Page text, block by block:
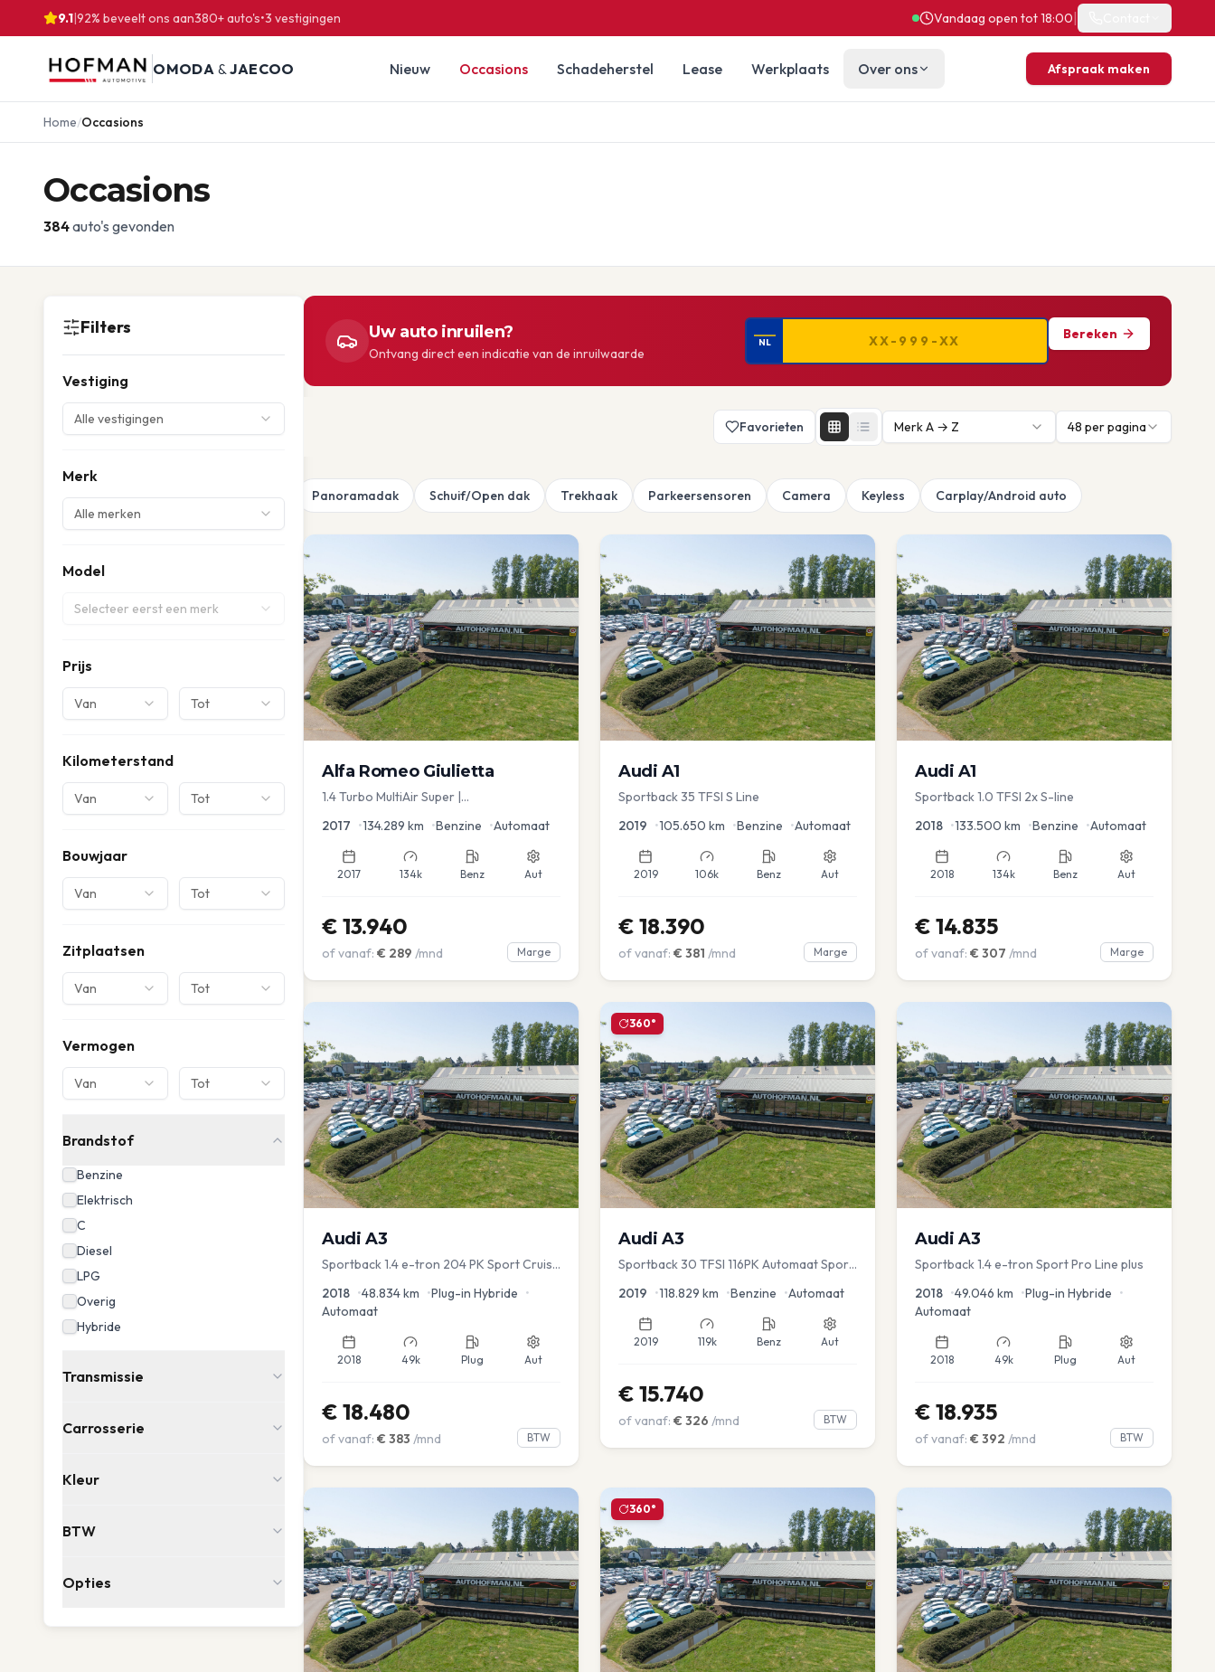
9.1|92% beveelt ons aan380+ auto's•3 vestigingen Vandaag open tot 18:00
OMODA &JAECOO Nieuw Occasions Schadeherstel Lease Werkplaats Over ons Afspraak maken
Home/Occasions
Occasions
384auto's gevonden
Filters
Vestiging
Alle vestigingen
Merk
Alle merken
Model
Selecteer eerst een merk
Prijs
Van Tot
Kilometerstand
Van Tot
Bouwjaar
Van Tot
Zitplaatsen
Van Tot
Vermogen
Van Tot
Brandstof
Benzine
Elektrisch
C
Diesel
LPG
Overig
Hybride
Transmissie
Carrosserie
Kleur
BTW
Opties
Uw auto inruilen?
Ontvang direct een indicatie van de inruilwaarde
NL
Bereken
Favorieten Merk A → Z 48 per pagina
Panoramadak Schuif/Open dak Trekhaak Parkeersensoren Camera Keyless Carplay/Android auto
Alfa Romeo Giulietta
1.4 Turbo MultiAir Super |
2017 •134.289 km •Benzine •Automaat
2017 134k Benz Aut
€ 13.940
of vanaf: € 289 /mnd Marge
Audi A1
Sportback 35 TFSI S Line
2019 •105.650 km •Benzine •Automaat
2019 106k Benz Aut
€ 18.390
of vanaf: € 381 /mnd Marge
Audi A1
Sportback 1.0 TFSI 2x S-line
2018 •133.500 km •Benzine •Automaat
2018 134k Benz Aut
€ 14.835
of vanaf: € 307 /mnd Marge
Audi A3
Sportback 1.4 e-tron 204 PK Sport Cruise
2018 •48.834km •Plug-in Hybride •
Automaat
2018 49k Plug Aut
€ 18.480
of vanaf: € 383 /mnd BTW
360°
Audi A3
Sportback 30 TFSI 116PK Automaat Sport
2019 •118.829 km •Benzine •Automaat
2019 119k Benz Aut
€ 15.740
of vanaf: € 326 /mnd BTW
Audi A3
Sportback 1.4 e-tron Sport Pro Line plus
2018 •49.046 km •Plug-in Hybride •
Automaat
2018 49k Plug Aut
€ 18.935
of vanaf: € 392 /mnd BTW
360°